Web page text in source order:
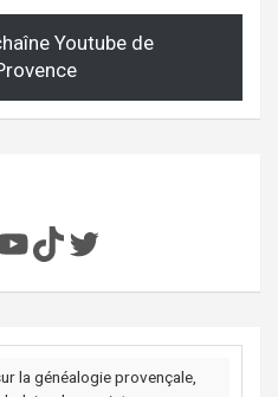
Youtube de
TikTok
Twitter
la généalogie provençale,